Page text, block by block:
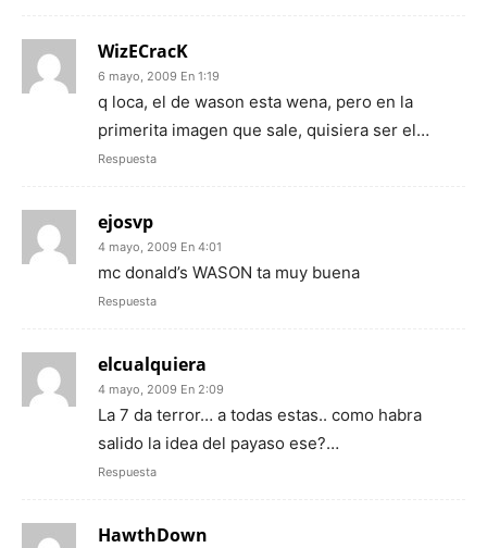
WizECracK
6 mayo, 2009 En 1:19
q loca, el de wason esta wena, pero en la
primerita imagen que sale, quisiera ser el…
Respuesta
ejosvp
4 mayo, 2009 En 4:01
mc donald’s WASON ta muy buena
Respuesta
elcualquiera
4 mayo, 2009 En 2:09
La 7 da terror… a todas estas.. como habra
salido la idea del payaso ese?…
Respuesta
HawthDown